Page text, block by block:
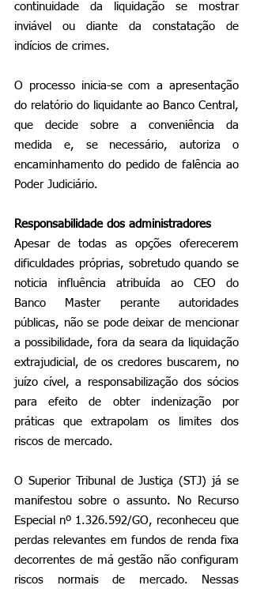
continuidade da liquidação se mostrar
inviável ou diante da constatação de
indícios de crimes.
O processo inicia-se com a apresentação
do relatório do liquidante ao Banco Central,
que decide sobre a conveniência da
medida e, se necessário, autoriza o
encaminhamento do pedido de falência ao
Poder Judiciário.
Responsabilidade dos administradores
Apesar de todas as opções oferecerem
dificuldades próprias, sobretudo quando se
noticia influência atribuída ao CEO do
Banco Master perante autoridades
públicas, não se pode deixar de mencionar
a possibilidade, fora da seara da liquidação
extrajudicial, de os credores buscarem, no
juízo cível, a responsabilização dos sócios
para efeito de obter indenização por
práticas que extrapolam os limites dos
riscos de mercado.
O Superior Tribunal de Justiça (STJ) já se
manifestou sobre o assunto. No Recurso
Especial nº 1.326.592/GO, reconheceu que
perdas relevantes em fundos de renda fixa
decorrentes de má gestão não configuram
riscos normais de mercado. Nessas